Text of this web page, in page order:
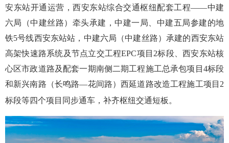
安东站开通运营，西安东站综合交通枢纽配套工程——中建
六局（中建丝路）牵头承建，中建一局、中建五局参建的地
铁5号线西安东站站，中建六局（中建丝路）承建的西安东站
高架快速路系统及节点立交工程EPC项目2标段、西安东站核
心区市政道路及配套一期南侧二期工程施工总承包项目4标段
和新兴南路（长鸣路—花间路）西延道路改造工程施工项目2
标段等四个项目同步通车，补齐枢纽交通短板。